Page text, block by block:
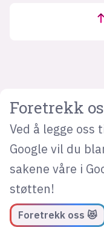
Foretrekk
Ved å legge
Google vil du
sakene våre i
støtten!
Foretrekk oss 😻